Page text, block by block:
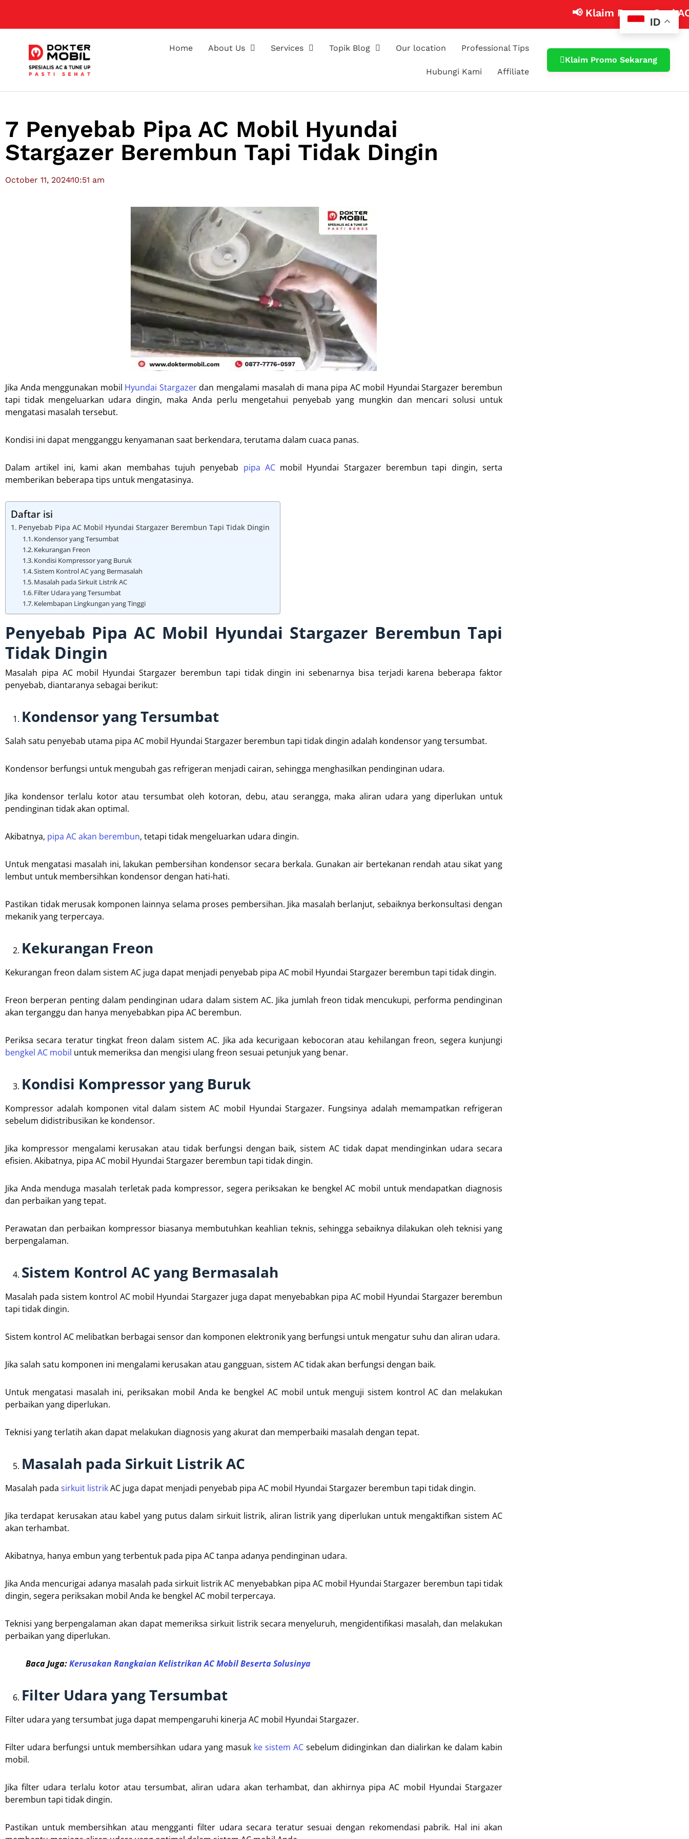
📢 Klaim Promo Cuci AC
Home About Us Services Topik Blog Our location Professional Tips
Hubungi Kami Affiliate
Klaim Promo Sekarang
7 Penyebab Pipa AC Mobil Hyundai
Stargazer Berembun Tapi Tidak Dingin
October 11, 202410:51 am
Jika Anda menggunakan mobil Hyundai Stargazerdan mengalami masalah di mana pipa AC mobil Hyundai Stargazer berembun
tapi tidak mengeluarkan udara dingin, maka Anda perlu mengetahui penyebab yang mungkin dan mencari solusi untuk
mengatasi masalah tersebut.
Kondisi ini dapat mengganggu kenyamanan saat berkendara, terutama dalam cuaca panas.
Dalam artikel ini, kami akan membahas tujuh penyebab pipa ACmobil Hyundai Stargazer berembun tapi dingin, serta
memberikan beberapa tips untuk mengatasinya.
Daftar isi
Penyebab Pipa AC Mobil Hyundai Stargazer Berembun Tapi Tidak Dingin
Kondensor yang Tersumbat
Kekurangan Freon
Kondisi Kompressor yang Buruk
Sistem Kontrol AC yang Bermasalah
Masalah pada Sirkuit Listrik AC
Filter Udara yang Tersumbat
Kelembapan Lingkungan yang Tinggi
Penyebab Pipa AC Mobil Hyundai Stargazer Berembun Tapi
Tidak Dingin
Masalah pipa AC mobil Hyundai Stargazer berembun tapi tidak dingin ini sebenarnya bisa terjadi karena beberapa faktor
penyebab, diantaranya sebagai berikut:
Kondensor yang Tersumbat
Salah satu penyebab utama pipa AC mobil Hyundai Stargazer berembun tapi tidak dingin adalah kondensor yang tersumbat.
Kondensor berfungsi untuk mengubah gas refrigeran menjadi cairan, sehingga menghasilkan pendinginan udara.
Jika kondensor terlalu kotor atau tersumbat oleh kotoran, debu, atau serangga, maka aliran udara yang diperlukan untuk
pendinginan tidak akan optimal.
Akibatnya, pipa AC akan berembun, tetapi tidak mengeluarkan udara dingin.
Untuk mengatasi masalah ini, lakukan pembersihan kondensor secara berkala. Gunakan air bertekanan rendah atau sikat yang
lembut untuk membersihkan kondensor dengan hati-hati.
Pastikan tidak merusak komponen lainnya selama proses pembersihan. Jika masalah berlanjut, sebaiknya berkonsultasi dengan
mekanik yang terpercaya.
Kekurangan Freon
Kekurangan freon dalam sistem AC juga dapat menjadi penyebab pipa AC mobil Hyundai Stargazer berembun tapi tidak dingin.
Freon berperan penting dalam pendinginan udara dalam sistem AC. Jika jumlah freon tidak mencukupi, performa pendinginan
akan terganggu dan hanya menyebabkan pipa AC berembun.
Periksa secara teratur tingkat freon dalam sistem AC. Jika ada kecurigaan kebocoran atau kehilangan freon, segera kunjungi
bengkel AC mobil untuk memeriksa dan mengisi ulang freon sesuai petunjuk yang benar.
Kondisi Kompressor yang Buruk
Kompressor adalah komponen vital dalam sistem AC mobil Hyundai Stargazer. Fungsinya adalah memampatkan refrigeran
sebelum didistribusikan ke kondensor.
Jika kompressor mengalami kerusakan atau tidak berfungsi dengan baik, sistem AC tidak dapat mendinginkan udara secara
efisien. Akibatnya, pipa AC mobil Hyundai Stargazer berembun tapi tidak dingin.
Jika Anda menduga masalah terletak pada kompressor, segera periksakan ke bengkel AC mobil untuk mendapatkan diagnosis
dan perbaikan yang tepat.
Perawatan dan perbaikan kompressor biasanya membutuhkan keahlian teknis, sehingga sebaiknya dilakukan oleh teknisi yang
berpengalaman.
Sistem Kontrol AC yang Bermasalah
Masalah pada sistem kontrol AC mobil Hyundai Stargazer juga dapat menyebabkan pipa AC mobil Hyundai Stargazer berembun
tapi tidak dingin.
Sistem kontrol AC melibatkan berbagai sensor dan komponen elektronik yang berfungsi untuk mengatur suhu dan aliran udara.
Jika salah satu komponen ini mengalami kerusakan atau gangguan, sistem AC tidak akan berfungsi dengan baik.
Untuk mengatasi masalah ini, periksakan mobil Anda ke bengkel AC mobil untuk menguji sistem kontrol AC dan melakukan
perbaikan yang diperlukan.
Teknisi yang terlatih akan dapat melakukan diagnosis yang akurat dan memperbaiki masalah dengan tepat.
Masalah pada Sirkuit Listrik AC
Masalah pada sirkuit listrikAC juga dapat menjadi penyebab pipa AC mobil Hyundai Stargazer berembun tapi tidak dingin.
Jika terdapat kerusakan atau kabel yang putus dalam sirkuit listrik, aliran listrik yang diperlukan untuk mengaktifkan sistem AC
akan terhambat.
Akibatnya, hanya embun yang terbentuk pada pipa AC tanpa adanya pendinginan udara.
Jika Anda mencurigai adanya masalah pada sirkuit listrik AC menyebabkan pipa AC mobil Hyundai Stargazer berembun tapi tidak
dingin, segera periksakan mobil Anda ke bengkel AC mobil terpercaya.
Teknisi yang berpengalaman akan dapat memeriksa sirkuit listrik secara menyeluruh, mengidentifikasi masalah, dan melakukan
perbaikan yang diperlukan.
Baca Juga:Kerusakan Rangkaian Kelistrikan AC Mobil Beserta Solusinya
Filter Udara yang Tersumbat
Filter udara yang tersumbat juga dapat mempengaruhi kinerja AC mobil Hyundai Stargazer.
Filter udara berfungsi untuk membersihkan udara yang masuk ke sistem AC sebelum didinginkan dan dialirkan ke dalam kabin
mobil.
Jika filter udara terlalu kotor atau tersumbat, aliran udara akan terhambat, dan akhirnya pipa AC mobil Hyundai Stargazer
berembun tapi tidak dingin.
Pastikan untuk membersihkan atau mengganti filter udara secara teratur sesuai dengan rekomendasi pabrik. Hal ini akan
ID